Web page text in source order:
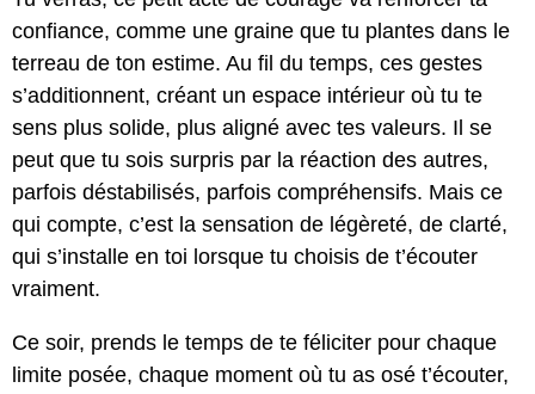
confiance, comme une graine que tu plantes dans le
terreau de ton estime. Au fil du temps, ces gestes
s’additionnent, créant un espace intérieur où tu te
sens plus solide, plus aligné avec tes valeurs. Il se
peut que tu sois surpris par la réaction des autres,
parfois déstabilisés, parfois compréhensifs. Mais ce
qui compte, c’est la sensation de légèreté, de clarté,
qui s’installe en toi lorsque tu choisis de t’écouter
vraiment.
Ce soir, prends le temps de te féliciter pour chaque
limite posée, chaque moment où tu as osé t’écouter,